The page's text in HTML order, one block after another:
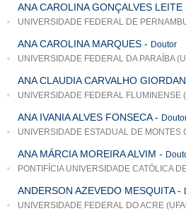
ANA CAROLINA GONÇALVES LEITE
UNIVERSIDADE FEDERAL DE
ANA CAROLINA MARQUES - Doutor
UNIVERSIDADE FEDERAL DA PARAÍBA
ANA CLAUDIA CARVALHO
UNIVERSIDADE FEDERAL FLUMINENSE
ANA IVANIA ALVES FONSECA-
UNIVERSIDADE ESTADUAL DE MONTES
ANA MÁRCIA MOREIRA ALVIM -
PONTIFÍCIA UNIVERSIDADE CATÓLICA
ANDERSON AZEVEDO MESQUITA-
UNIVERSIDADE FEDERAL DO ACRE